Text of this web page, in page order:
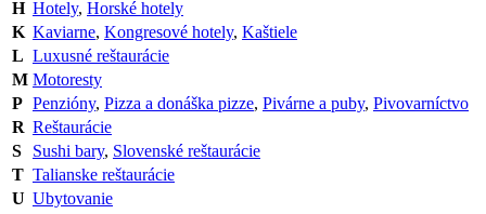
H Hotely, Horské hotely
K Kaviarne, Kongresové hotely, Kaštiele
L Luxusné reštaurácie
M Motoresty
P Penzióny, Pizza a donáška pizze, Pivárne a puby, Pivovarníctvo
R Reštaurácie
S
Sushi bary, Slovenské reštaurácie
T Talianske reštaurácie
U Ubytovanie